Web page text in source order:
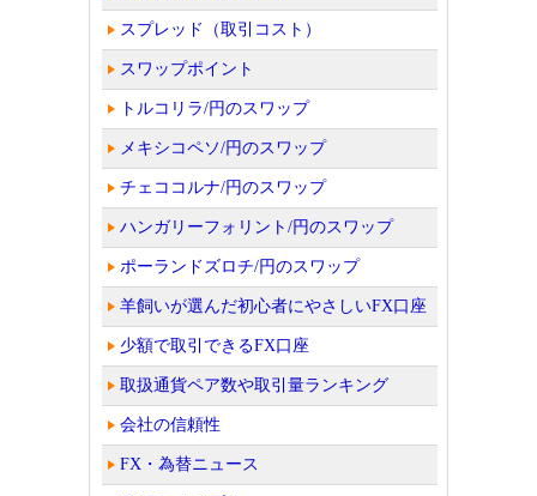
スプレッド（取引コスト）
スワップポイント
トルコリラ/円のスワップ
メキシコペソ/円のスワップ
チェココルナ/円のスワップ
ハンガリーフォリント/円のスワップ
ポーランドズロチ/円のスワップ
羊飼いが選んだ初心者にやさしいFX口座
少額で取引できるFX口座
取扱通貨ペア数や取引量ランキング
会社の信頼性
FX・為替ニュース